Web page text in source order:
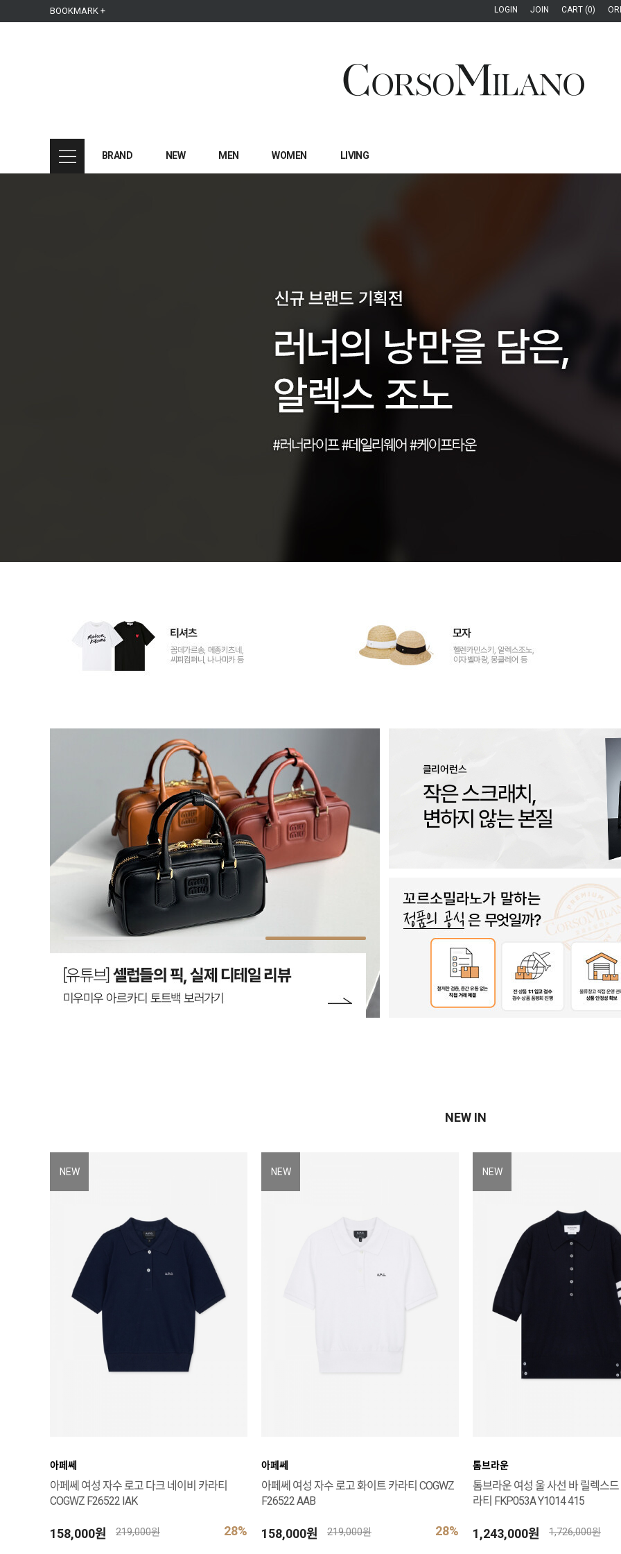
본문 바로가기
주메뉴 바로가기
사이드메뉴 바로가기
BOOKMARK + LOGIN JOIN CART (0)
BRAND NEW MEN WOMEN LIVING
NEW IN
NEW
아페쎄
아페쎄 여성 자수 로고 다크 네이비 카라티
COGWZ F26522 IAK
158,000원 28%
219,000원
NEW
아페쎄
아페쎄 여성 자수 로고 화이트 카라티 COGWZ
F26522 AAB
158,000원 28%
219,000원
NEW
톰브라운
톰브라운 여성 울 사선 바 릴렉스
라티 FKP053A Y1014 415
1,243,000원 1,726,000원